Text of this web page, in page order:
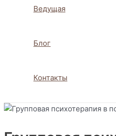
Ведущая
Блог
Контакты